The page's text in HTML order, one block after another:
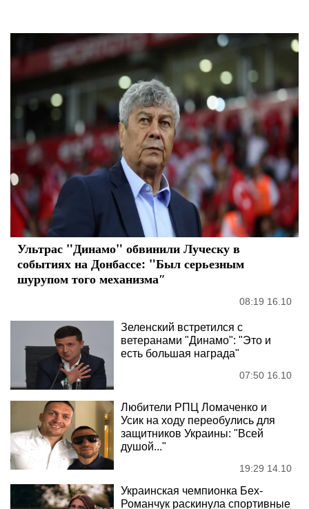
Ультрас "Динамо" обвинили Луческу в
событиях на Донбассе: "Был серьезным
шурупом того механизма″
08:19 16.10
Зеленский встретился с
ветеранами "Динамо": "Это и
есть большая награда"
07:50 16.10
Любители РПЦ Ломаченко и
Усик на ходу переобулись для
защитников Украины: "Всей
душой..."
19:29 14.10
Украинская чемпионка Бех-
Романчук раскинула спортивные